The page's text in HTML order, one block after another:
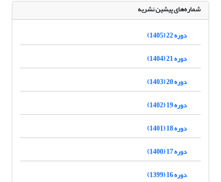
شماره‌های پیشین نشریه
دوره 22 (1405)
دوره 21 (1404)
دوره 20 (1403)
دوره 19 (1402)
دوره 18 (1401)
دوره 17 (1400)
دوره 16 (1399)